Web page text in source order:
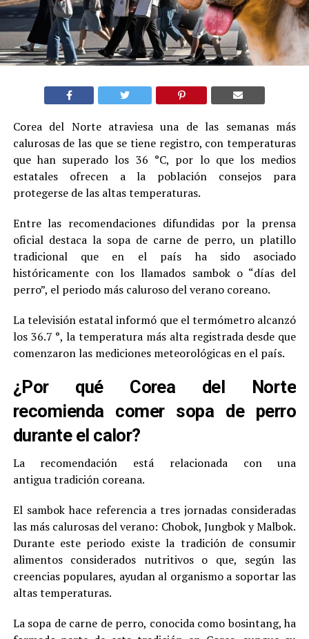
Corea del Norte atraviesa una de las semanas más
calurosas de las que se tiene registro, con temperaturas
que han superado los 36 °C, por lo que los medios
estatales ofrecen a la población consejos para
protegerse de las altas temperaturas.
Entre las recomendaciones difundidas por la prensa
oficial destaca la sopa de carne de perro, un platillo
tradicional que en el país ha sido asociado
históricamente con los llamados sambok o “días del
perro”, el periodo más caluroso del verano coreano.
La televisión estatal informó que el termómetro alcanzó
los 36.7 °, la temperatura más alta registrada desde que
comenzaron las mediciones meteorológicas en el país.
¿Por qué Corea del Norte
recomienda comer sopa de perro
durante el calor?
La recomendación está relacionada con una
antigua tradición coreana.
El sambok hace referencia a tres jornadas consideradas
las más calurosas del verano: Chobok, Jungbok y Malbok.
Durante este periodo existe la tradición de consumir
alimentos considerados nutritivos o que, según las
creencias populares, ayudan al organismo a soportar las
altas temperaturas.
La sopa de carne de perro, conocida como bosintang, ha